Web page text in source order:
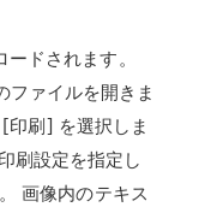
ドされます。
ファイルを開きま
刷] を選択しま
刷設定を指定し
画像内のテキス